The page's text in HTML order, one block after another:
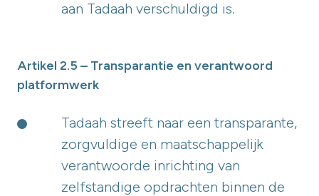
aan Tadaah verschuldigd is.
Artikel 2.5 – Transparantie en verantwoord
platformwerk
Tadaah streeft naar een transparante,
zorgvuldige en maatschappelijk
verantwoorde inrichting van
zelfstandige opdrachten binnen de